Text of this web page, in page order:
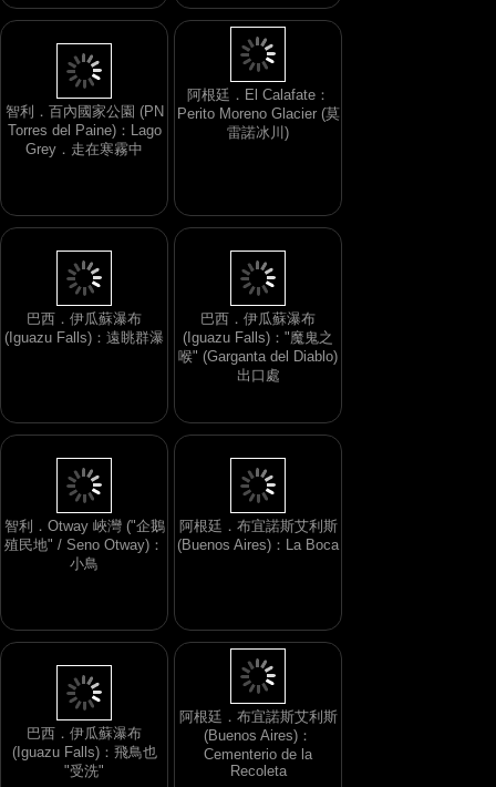
智利．百內國家公園 (PN
Torres del Paine)：Lago
Grey．走在寒霧中
阿根廷．El Calafate：
Perito Moreno Glacier (莫
雷諾冰川)
巴西．伊瓜蘇瀑布
(Iguazu Falls)：遠眺群瀑
巴西．伊瓜蘇瀑布
(Iguazu Falls)："魔鬼之
喉" (Garganta del Diablo)
出口處
智利．Otway 峽灣 ("企鵝
殖民地" / Seno Otway)：
小鳥
阿根廷．布宜諾斯艾利斯
(Buenos Aires)：La Boca
巴西．伊瓜蘇瀑布
(Iguazu Falls)：飛鳥也
"受洗"
阿根廷．布宜諾斯艾利斯
(Buenos Aires)：
Cementerio de la
Recoleta